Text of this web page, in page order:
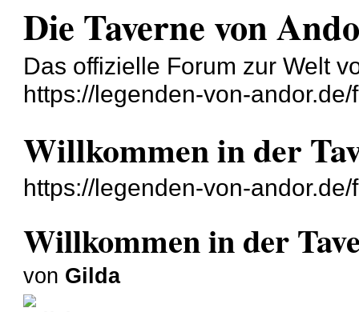
Die Taverne von
Das offizielle Forum zur Welt
https://legenden-von-andor.de/
Willkommen in der
https://legenden-von-
Willkommen in der
von Gilda